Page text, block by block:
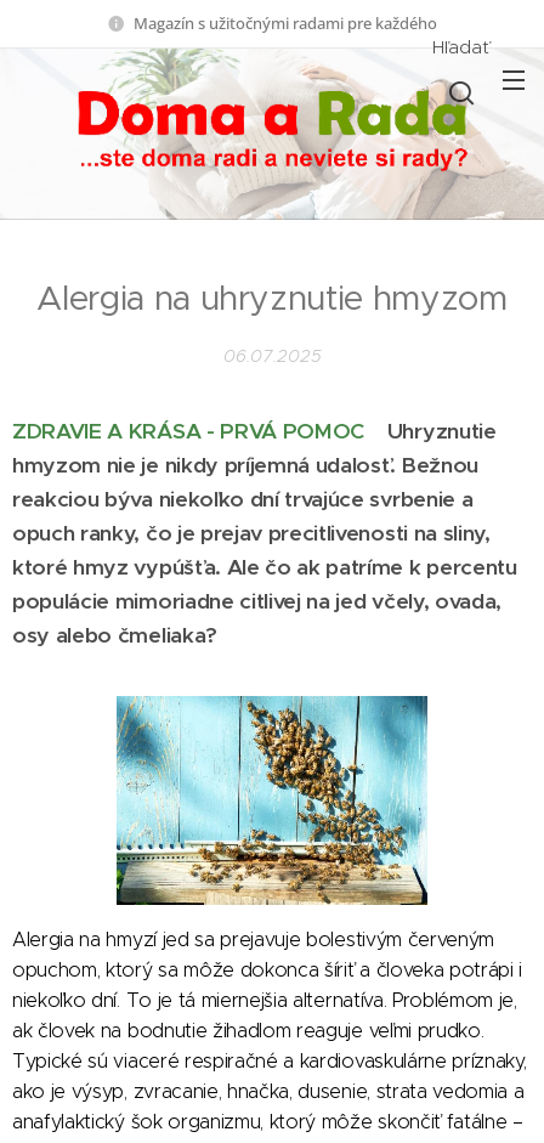
Magazín s užitočnými radami pre každého
Hľadať
Alergia na uhryznutie hmyzom
06.07.2025
ZDRAVIE A KRÁSA - PRVÁ POMOC
Uhryznutie
hmyzom nie je nikdy príjemná udalosť. Bežnou
reakciou býva niekoľko dní trvajúce svrbenie a
opuch ranky, čo je prejav precitlivenosti na sliny,
ktoré hmyz vypúšťa. Ale čo ak patríme k percentu
populácie mimoriadne citlivej na jed včely, ovada,
osy alebo čmeliaka?
Alergia na hmyzí jed sa prejavuje bolestivým červeným
opuchom, ktorý sa môže dokonca šíriť a človeka potrápi i
niekoľko dní. To je tá miernejšia alternatíva. Problémom je,
ak človek na bodnutie žihadlom reaguje veľmi prudko.
Typické sú viaceré respiračné a kardiovaskulárne príznaky,
ako je výsyp, zvracanie, hnačka, dusenie, strata vedomia a
anafylaktický šok organizmu, ktorý môže skončiť fatálne –